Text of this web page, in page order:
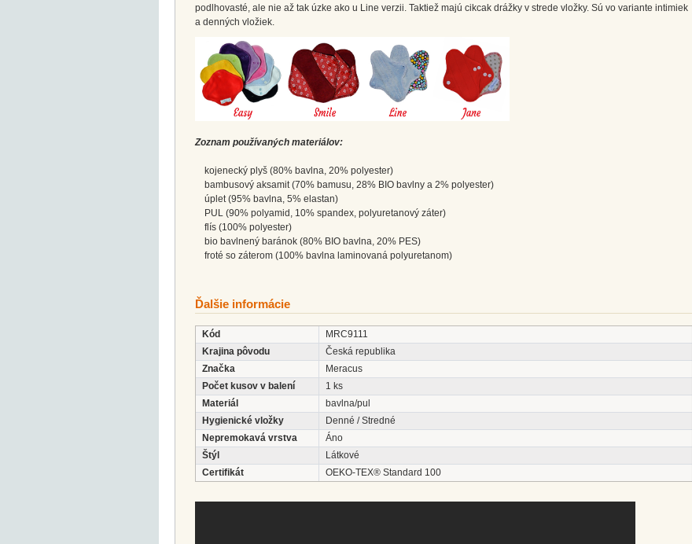
podlhovasté, ale nie až tak úzke ako u Line verzii. Taktiež majú cikcak drážky v strede vložky. Sú vo variante intimiek
a denných vložiek.
Zoznam používaných materiálov:
kojenecký plyš (80% bavlna, 20% polyester)
bambusový aksamit (70% bamusu, 28% BIO bavlny a 2% polyester)
úplet (95% bavlna, 5% elastan)
PUL (90% polyamid, 10% spandex, polyuretanový záter)
flís (100% polyester)
bio bavlnený baránok (80% BIO bavlna, 20% PES)
froté so záterom (100% bavlna laminovaná polyuretanom)
Ďalšie informácie
Kód
MRC9111
Krajina pôvodu
Česká republika
Značka
Meracus
Počet kusov v balení
1 ks
Materiál
bavlna/pul
Hygienické vložky
Denné / Stredné
Nepremokavá vrstva
Áno
Štýl
Látkové
Certifikát
OEKO-TEX® Standard 100